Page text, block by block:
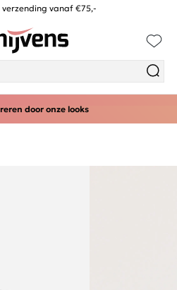
vanaf €75,-
door onze looks